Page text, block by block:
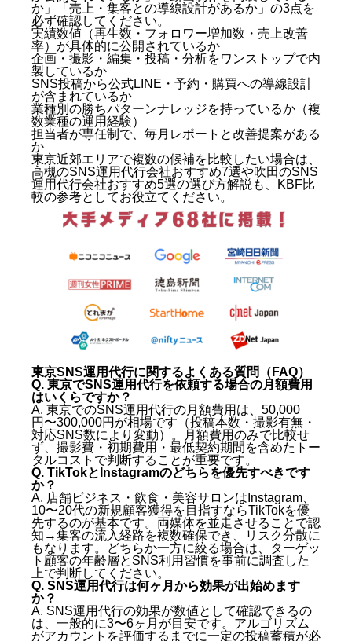
か」「売上・集客との導線設計があるか」の3点を
必ず確認してください。
実績数値（再生数・フォロワー増加数・売上改善
率）が具体的に公開されているか
企画・撮影・編集・投稿・分析をワンストップで内
製しているか
SNS投稿から公式LINE・予約・購買への導線設計
が含まれているか
業種別の勝ちパターンナレッジを持っているか（複
数業種の運用経験）
担当者が専任制で、毎月レポートと改善提案がある
か
東京近郊エリアで複数の候補を比較したい場合は、
高槻のSNS運用代行会社おすすめ7選や吹田のSNS
運用代行会社おすすめ5選の選び方解説も、KBF比
較の参考としてお役立てください。
東京SNS運用代行に関するよくある質問（FAQ）
Q. 東京でSNS運用代行を依頼する場合の月額費用
はいくらですか？
A. 東京でのSNS運用代行の月額費用は、50,000
円〜300,000円が相場です（投稿本数・撮影有無・
対応SNS数により変動）。月額費用のみで比較せ
ず、撮影費・初期費用・最低契約期間を含めたトー
タルコストで判断することが重要です。
Q. TikTokとInstagramのどちらを優先すべきです
か？
A. 店舗ビジネス・飲食・美容サロンはInstagram、
10〜20代の新規顧客獲得を目指すならTikTokを優
先するのが基本です。両媒体を並走させることで認
知→集客の流入経路を複数確保でき、リスク分散に
もなります。どちらか一方に絞る場合は、ターゲッ
ト顧客の年齢層とSNS利用習慣を事前に調査した
上で判断してください。
Q. SNS運用代行は何ヶ月から効果が出始めます
か？
A. SNS運用代行の効果が数値として確認できるの
は、一般的に3〜6ヶ月が目安です。アルゴリズム
がアカウントを評価するまでに一定の投稿蓄積が必